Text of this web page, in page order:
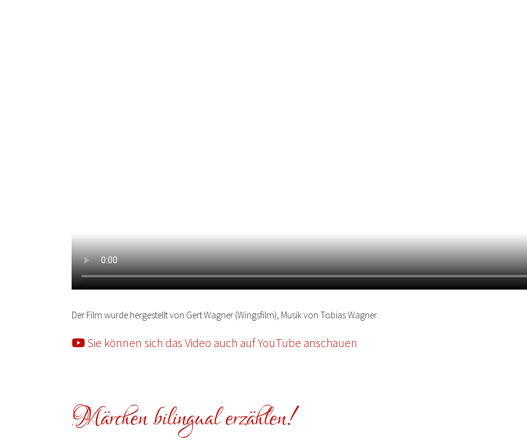
Der Film wurde hergestellt von Gert Wagner (Wingsfilm), Musik von Tobias Wagner
Sie können sich das Video auch auf YouTube anschauen
Märchen bilingual erzählen!